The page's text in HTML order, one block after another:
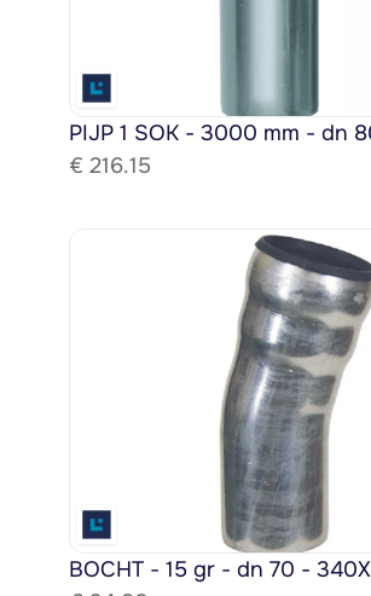
PIJP 1 SOK - 3000 mm - dn
€ 216.15
BOCHT - 15 gr - dn 70 - 340X